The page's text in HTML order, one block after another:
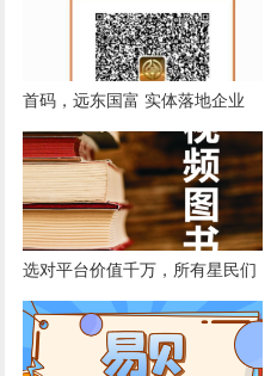
首码，远东国富 实体落地企业
一元起提
选对平台价值千万，所有星民们
路走对了，就不怕远!